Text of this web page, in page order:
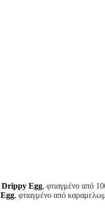
Drippy Egg, φτιαγμένο από
Egg, φτιαγμένο από